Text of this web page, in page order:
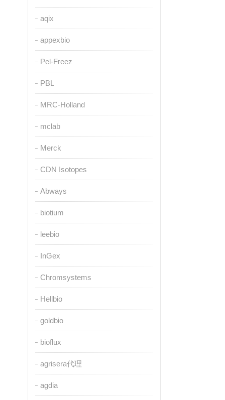
aqix
appexbio
Pel-Freez
PBL
MRC-Holland
mclab
Merck
CDN Isotopes
Abways
biotium
leebio
InGex
Chromsystems
Hellbio
goldbio
bioflux
agrisera代理
agdia